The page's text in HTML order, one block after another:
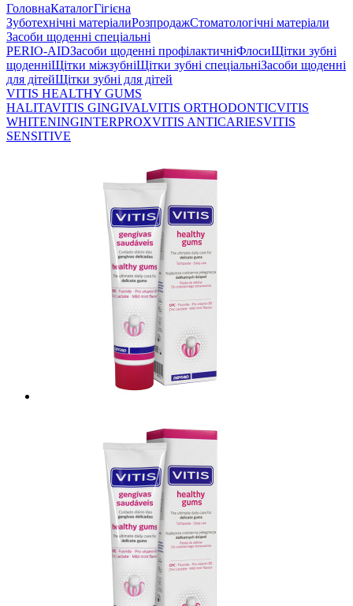
ГоловнаКаталогГігієна
Зуботехнічні матеріалиРозпродажСтоматологічні матеріали
Засоби щоденні спеціальні
PERIO-AIDЗасоби щоденні профілактичніФлосиЩітки зубні
щоденніЩітки міжзубніЩітки зубні спеціальніЗасоби щоденні
для дітейЩітки зубні для дітей
VITIS HEALTHY GUMS
HALITAVITIS GINGIVALVITIS ORTHODONTICVITIS
WHITENINGINTERPROXVITIS ANTICARIESVITIS
SENSITIVE